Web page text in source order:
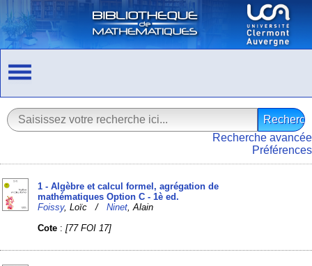
Recherche avancée
Préférences
1 - Algèbre et calcul formel, agrégation de
mathématiques Option C - 1è ed.
Foissy, Loïc /Ninet , Alain
Cote :[77 FOI 17]